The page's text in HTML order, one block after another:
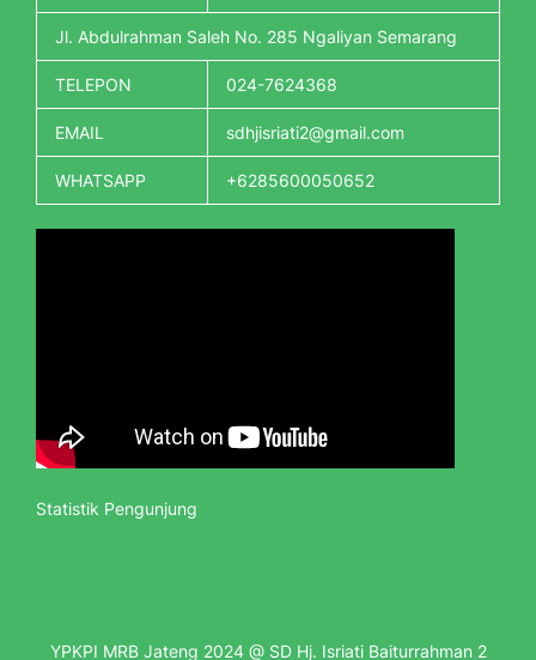
Jl. Abdulrahman Saleh No. 285 Ngaliyan Semarang
TELEPON 024-7624368
EMAIL sdhjisriati2@gmail.com
WHATSAPP +6285600050652
Statistik Pengunjung
YPKPI MRB Jateng 2024 @ SD Hj. Isriati Baiturrahman 2